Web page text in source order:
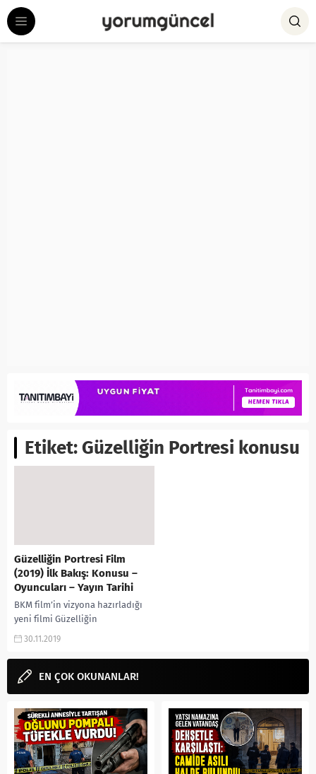
Etiket:Güzelliğin Portresi konusu
Güzelliğin Portresi Film
(2019) İlk Bakış: Konusu –
Oyuncuları – Yayın Tarihi
BKM film’in vizyona hazırladığı
yeni filmi Güzelliğin
Portresi’nden ilk fragman geldi.
zaman vizyonda olacak? Ne...
30.11.2019
EN ÇOK OKUNANLAR!